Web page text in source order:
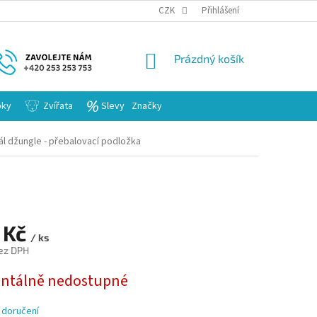
CZK Přihlášení
NÁKUPNÍ
Prázdný košík
Zvířata Slevy Značky
džungle - přebalovací podložka
/ ks
DPH
nedostupné